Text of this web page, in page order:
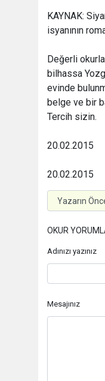
KAYNAK:
isyanının
Değerli
bilhassa
evinde
belge ve bir
Tercih sizin.
20.02.2015
20.02.2015
OKUR
Adınızı yazınız
Mesajınız